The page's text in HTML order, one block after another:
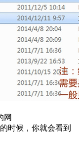
网
时候，你就会看到